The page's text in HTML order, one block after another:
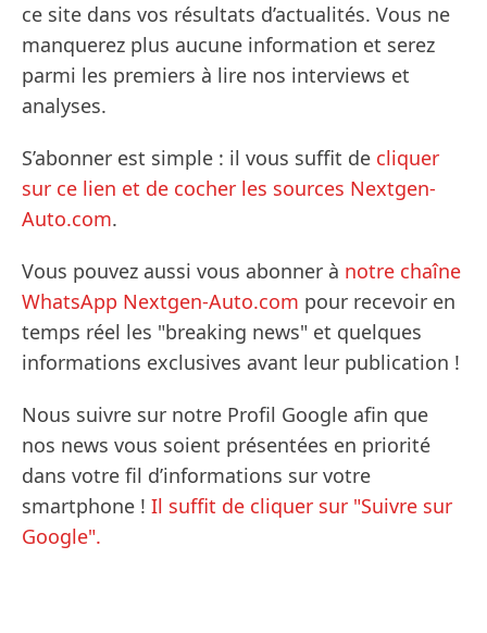
ce site dans vos résultats d’actualités. Vous ne
manquerez plus aucune information et serez
parmi les premiers à lire nos interviews et
analyses.
S’abonner est simple : il vous suffit de cliquer
sur ce lien et de cocher les sources Nextgen-
Auto.com.
Vous pouvez aussi vous abonner à notre chaîne
WhatsApp Nextgen-Auto.com pour recevoir en
temps réel les "breaking news" et quelques
informations exclusives avant leur publication !
Nous suivre sur notre Profil Google afin que
nos news vous soient présentées en priorité
dans votre fil d’informations sur votre
smartphone ! Il suffit de cliquer sur "Suivre sur
Google".